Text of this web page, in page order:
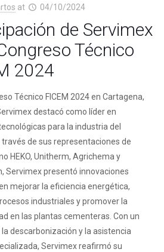
at 04/10/2024
de Servimex
Técnico
2024
Técnico FICEM 2024 en Cartagena,
destacó como líder en
para la industria del
de sus representaciones de
HEKO, Unitherm, Agrichema y
Servimex presentó innovaciones
mejorar la eficiencia energética,
industriales y promover la
en las plantas cementeras. Con un
descarbonización y la asistencia
Servimex reafirmó su